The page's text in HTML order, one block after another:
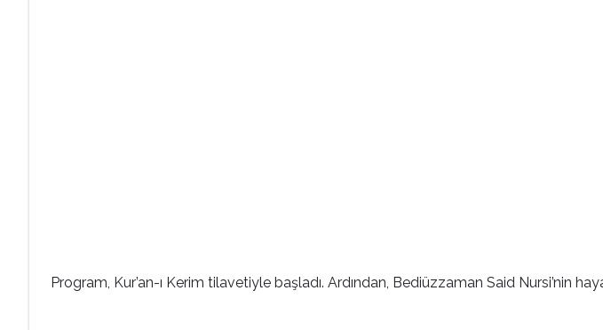
Program, Kur’an-ı Kerim tilavetiyle başladı. Ardından, Bediüzzaman Said Nursi’nin